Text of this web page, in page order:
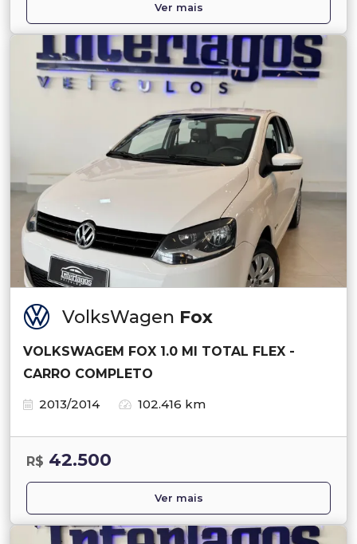
Ver mais
VolksWagen Fox
VOLKSWAGEM FOX 1.0 MI TOTAL FLEX -
CARRO COMPLETO
2013/2014
102.416 km
R$ 42.500
Ver mais